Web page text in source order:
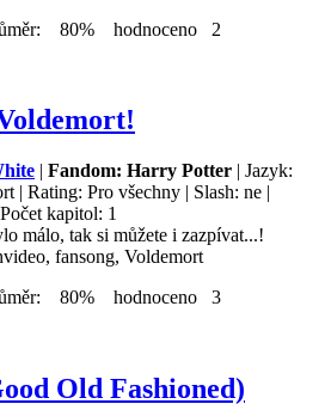
80% hodnoceno 2
| Fandom: Harry Potter | Jazyk:
| Rating: Pro všechny | Slash: ne |
kapitol: 1
málo, tak si můžete i zazpívat...!
fansong, Voldemort
80% hodnoceno 3
Old Fashioned)